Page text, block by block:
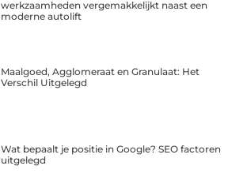
werkzaamheden vergemakkelijkt naast een
moderne autolift
Maalgoed, Agglomeraat en Granulaat: Het
Verschil Uitgelegd
Wat bepaalt je positie in Google? SEO factoren
uitgelegd